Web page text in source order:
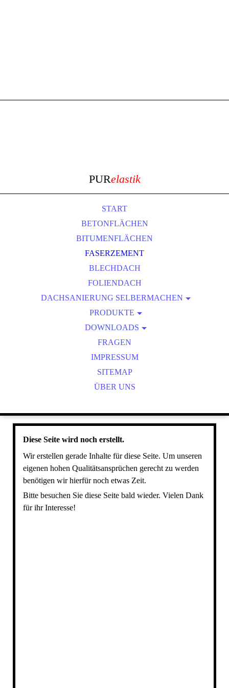
PURelastik
START
BETONFLÄCHEN
BITUMENFLÄCHEN
FASERZEMENT
BLECHDACH
FOLIENDACH
DACHSANIERUNG SELBERMACHEN
GARAGE
BUNGALOW
PRODUKTE
PURELASTIK
DOWNLOADS
GUTACHTEN
SICHERHEITSDATENBLÄTTER
TECHNISCHE INFORMATIONEN
VERARBEITUNGSANLEITUNGEN
FRAGEN
IMPRESSUM
SITEMAP
ÜBER UNS
Diese Seite wird noch erstellt.
Wir erstellen gerade Inhalte für diese Seite. Um unseren
eigenen hohen Qualitätsansprüchen gerecht zu werden
benötigen wir hierfür noch etwas Zeit.
Bitte besuchen Sie diese Seite bald wieder. Vielen Dank
für ihr Interesse!